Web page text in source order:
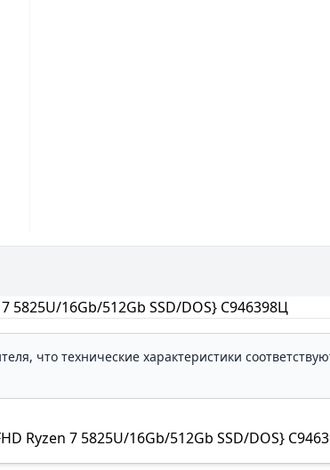
5825U/16Gb/512Gb SSD/DOS} C946398Ц
что технические характеристики
Ryzen 7 5825U/16Gb/512Gb SSD/DOS}